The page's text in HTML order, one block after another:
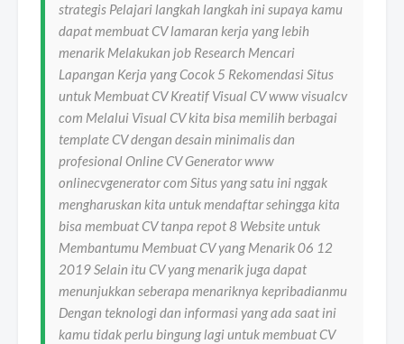
strategis Pelajari langkah langkah ini supaya kamu
dapat membuat CV lamaran kerja yang lebih
menarik Melakukan job Research Mencari
Lapangan Kerja yang Cocok 5 Rekomendasi Situs
untuk Membuat CV Kreatif Visual CV www visualcv
com Melalui Visual CV kita bisa memilih berbagai
template CV dengan desain minimalis dan
profesional Online CV Generator www
onlinecvgenerator com Situs yang satu ini nggak
mengharuskan kita untuk mendaftar sehingga kita
bisa membuat CV tanpa repot 8 Website untuk
Membantumu Membuat CV yang Menarik 06 12
2019 Selain itu CV yang menarik juga dapat
menunjukkan seberapa menariknya kepribadianmu
Dengan teknologi dan informasi yang ada saat ini
kamu tidak perlu bingung lagi untuk membuat CV